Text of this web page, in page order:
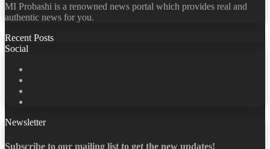
MI Probashi is a renowned news portal which provides real and
authentic news for you.
Recent Posts
Social
Newsletter
Subscribe to our mailing list to get the new updates!